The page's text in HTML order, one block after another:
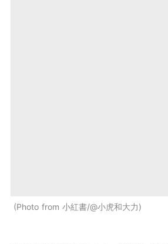
Photo from 小紅書/@小虎和大力